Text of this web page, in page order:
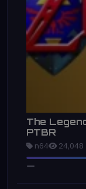
The
PTBR
n64 24,048